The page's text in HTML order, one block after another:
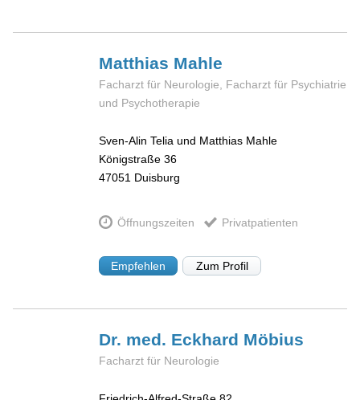
Matthias Mahle
Facharzt für Neurologie, Facharzt für Psychiatrie
und Psychotherapie
Sven-Alin Telia und Matthias Mahle
Königstraße 36
47051 Duisburg
Öffnungszeiten Privatpatienten
Empfehlen Zum Profil
Dr. med. Eckhard Möbius
Facharzt für Neurologie